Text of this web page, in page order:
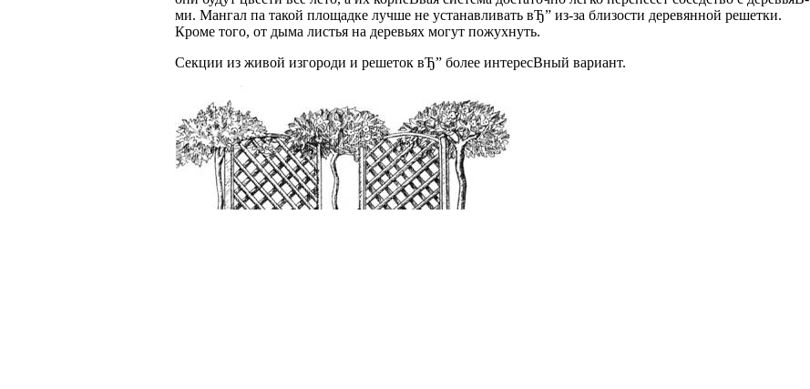
ми. Мангал па такой площадке лучше не устанавливать вЂ” из-за близости деревянной решетки.
Кроме того, от дыма листья на деревьях могут пожухнуть.
Секции из живой изгороди и решеток вЂ” более интересВ­ный вариант.